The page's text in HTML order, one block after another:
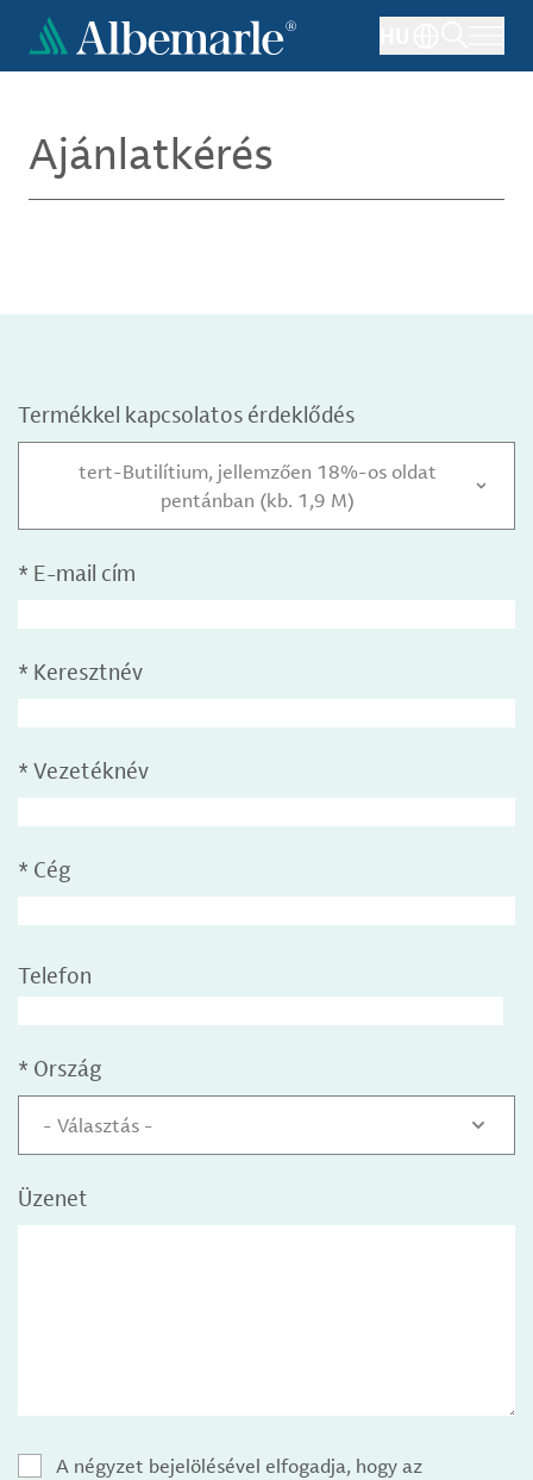
Ugrás
tartalomra
Ajánlatkérés
Termékkel kapcsolatos érdeklődés
tert-Butilítium, jellemzően 18%-os oldat
pentánban (kb. 1,9 M)
* E-mail cím
* Keresztnév
* Vezetéknév
* Cég
Telefon
* Ország
- Választás -
Üzenet
A négyzet bejelölésével elfogadja, hogy az